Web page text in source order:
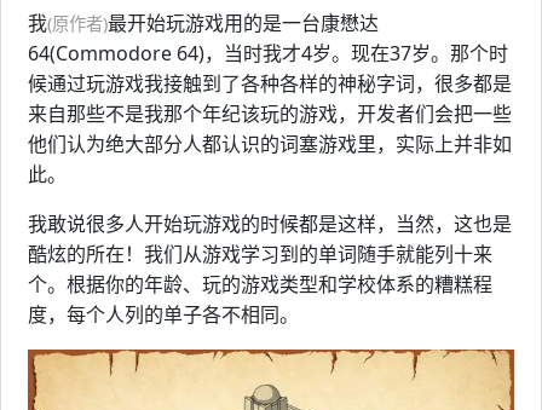
我(原作者)最开始玩游戏用的是一台康懋达
64(Commodore 64)，当时我才4岁。现在37岁。那个时
候通过玩游戏我接触到了各种各样的神秘字词，很多都是
来自那些不是我那个年纪该玩的游戏，开发者们会把一些
他们认为绝大部分人都认识的词塞游戏里，实际上并非如
此。
我敢说很多人开始玩游戏的时候都是这样，当然，这也是
酷炫的所在！我们从游戏学习到的单词随手就能列十来
个。根据你的年龄、玩的游戏类型和学校体系的糟糕程
度，每个人列的单子各不相同。